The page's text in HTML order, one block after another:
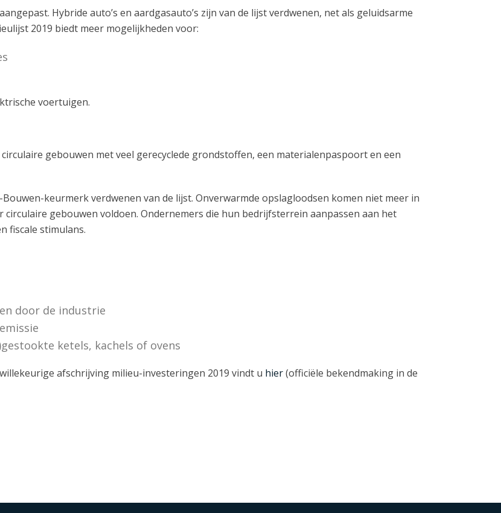
Hybride auto’s en aardgasauto’s zijn van de lijst verdwenen, net als geluidsarme
2019 biedt meer mogelijkheden voor:
voertuigen.
gebouwen met veel gerecyclede grondstoffen, een materialenpaspoort en een
keurmerk verdwenen van de lijst. Onverwarmde opslagloodsen komen niet meer in
gebouwen voldoen. Ondernemers die hun bedrijfsterrein aanpassen aan het
fiscale stimulans.
door de industrie
ketels, kachels of ovens
afschrijving milieu-investeringen 2019 vindt u hier(officiële bekendmaking in de